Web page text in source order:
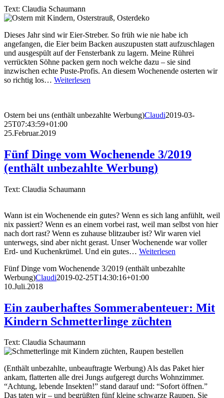
Text: Claudia Schaumann
Dieses Jahr sind wir Eier-Streber. So früh wie nie habe ich
angefangen, die Eier beim Backen auszupusten statt aufzuschlagen
und ausgespült auf der Fensterbank zu lagern. Meine Rührei
verrückten Söhne packen gern noch welche dazu – sie sind
inzwischen echte Puste-Profis. An diesem Wochenende osterten wir
so richtig los… Weiterlesen
Ostern bei uns (enthält unbezahlte Werbung)Claudi2019-03-
25T07:43:59+01:00
25.Februar.2019
Fünf Dinge vom Wochenende 3/2019
(enthält unbezahlte Werbung)
Text: Claudia Schaumann
Wann ist ein Wochenende ein gutes? Wenn es sich lang anfühlt, weil
nix passiert? Wenn es an einem vorbei rast, weil man selbst von hier
nach dort rast? Wenn es zuhause blitzauber ist? Wir waren viel
unterwegs, sind aber nicht gerast. Unser Wochenende war voller
Erd- und Kuchenkrümel. Und ein gutes… Weiterlesen
Fünf Dinge vom Wochenende 3/2019 (enthält unbezahlte
Werbung)Claudi2019-02-25T14:30:16+01:00
10.Juli.2018
Ein zauberhaftes Sommerabenteuer: Mit
Kindern Schmetterlinge züchten
Text: Claudia Schaumann
(Enthält unbezahlte, unbeauftragte Werbung) Als das Paket hier
ankam, flatterten alle drei Jungs aufgeregt durchs Wohnzimmer.
“Achtung, lebende Insekten!” stand darauf und: “Sofort öffnen.”
Das taten wir – und begrüßten fünf kleine schwarze Raupen. Sie